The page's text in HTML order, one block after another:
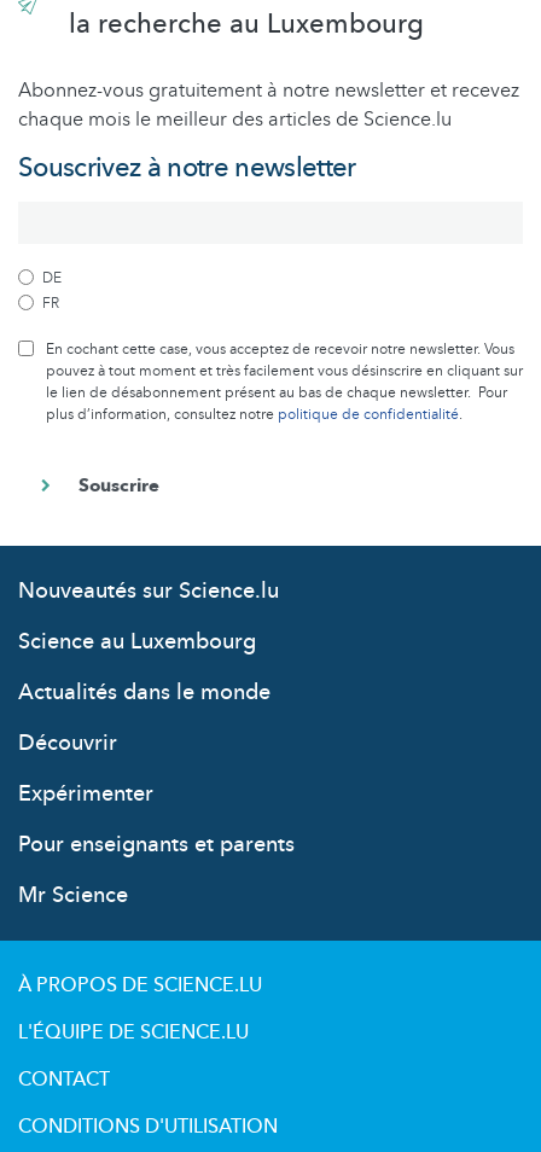
la recherche au Luxembourg
Abonnez-vous gratuitement à notre newsletter et recevez
chaque mois le meilleur des articles de Science.lu
Souscrivez à notre newsletter
DE
FR
En cochant cette case, vous acceptez de recevoir notre newsletter. Vous
pouvez à tout moment et très facilement vous désinscrire en cliquant sur
le lien de désabonnement présent au bas de chaque newsletter. Pour
plus d’information, consultez notre politique de confidentialité.
Nouveautés sur Science.lu
Science au Luxembourg
Actualités dans le monde
Découvrir
Expérimenter
Pour enseignants et parents
Mr Science
À PROPOS DE SCIENCE.LU
L'ÉQUIPE DE SCIENCE.LU
CONTACT
CONDITIONS D'UTILISATION